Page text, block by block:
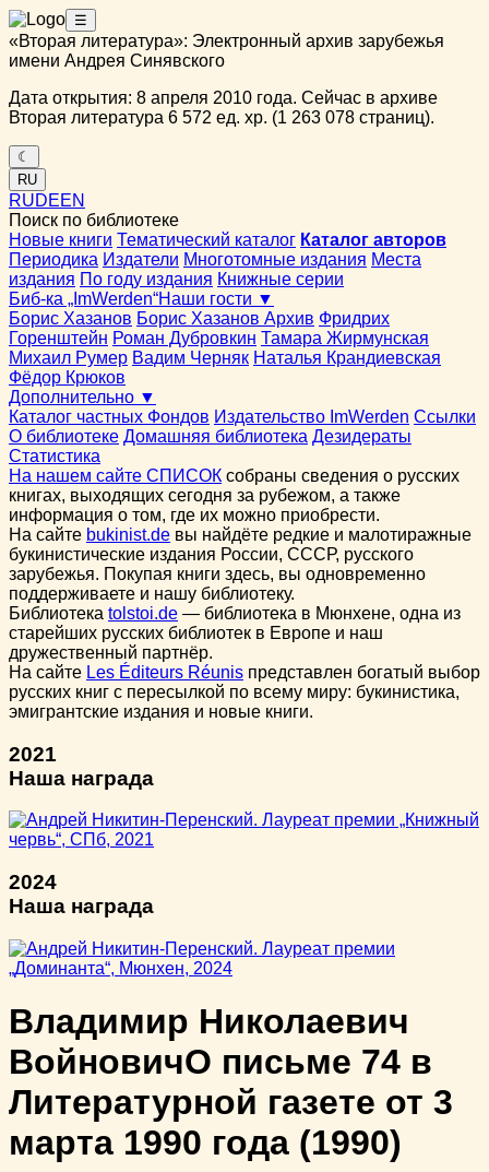
☰
«Вторая литература»: Электронный архив зарубежья
имени Андрея Синявского
Дата открытия: 8 апреля 2010 года. Сейчас в архиве
Вторая литература 6 572 ед. хр. (1 263 078 страниц).
☾
RU
RUDEEN
Поиск по библиотеке
Новые книги Тематический каталог Каталог авторов
Периодика Издатели Многотомные издания Места
издания По году издания Книжные серии
Биб-ка „ImWerden“Наши гости ▼
Борис Хазанов Борис Хазанов Архив Фридрих
Горенштейн Роман Дубровкин Тамара Жирмунская
Михаил Румер Вадим Черняк Наталья Крандиевская
Фёдор Крюков
Дополнительно ▼
Каталог частных Фондов Издательство ImWerden Ссылки
О библиотеке Домашняя библиотека Дезидераты
Статистика
На нашем сайте СПИСОК собраны сведения о русских
книгах, выходящих сегодня за рубежом, а также
информация о том, где их можно приобрести.
На сайте bukinist.de вы найдёте редкие и малотиражные
букинистические издания России, СССР, русского
зарубежья. Покупая книги здесь, вы одновременно
поддерживаете и нашу библиотеку.
Библиотека tolstoi.de — библиотека в Мюнхене, одна из
старейших русских библиотек в Европе и наш
дружественный партнёр.
На сайте Les Éditeurs Réunis представлен богатый выбор
русских книг с пересылкой по всему миру: букинистика,
эмигрантские издания и новые книги.
2021
Наша награда
2024
Наша награда
Владимир Николаевич
ВойновичО письме 74 в
Литературной газете от 3
марта 1990 года (1990)